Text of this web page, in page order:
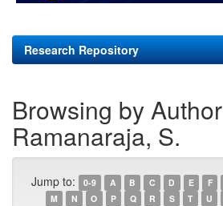
Research Repository
Browsing by Author
Ramanaraja, S.
Jump to: 0-9 A B C D E F
M
N O P Q R S T U